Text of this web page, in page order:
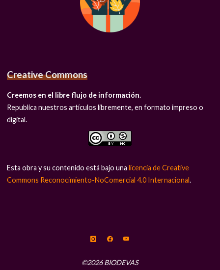
Creative Commons
Creemos en el libre flujo de información.
Republica nuestros artículos libremente, en formato impreso o
digital.
Esta obra y su contenido está bajo unalicencia de Creative
Commons Reconocimiento-NoComercial 4.0 Internacional.
©2026 BIODEVAS